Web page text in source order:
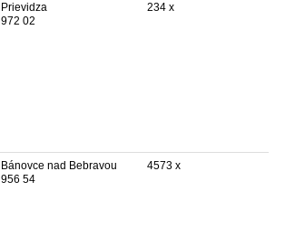
Prievidza
972 02
234 x
Bánovce nad Bebravou
956 54
4573 x